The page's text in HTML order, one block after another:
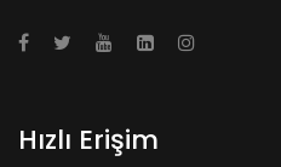
Hızlı Erişim